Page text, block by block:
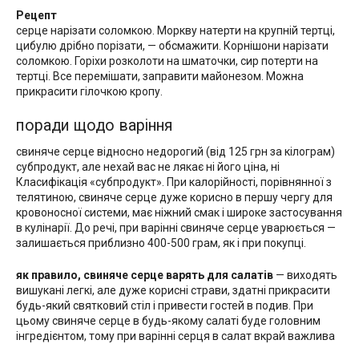
Рецепт
серце нарізати соломкою. Моркву натерти на крупній тертці,
цибулю дрібно порізати, — обсмажити. Корнішони нарізати
соломкою. Горіхи розколоти на шматочки, сир потерти на
тертці. Все перемішати, заправити майонезом. Можна
прикрасити гілочкою кропу.
поради щодо варіння
свиняче серце відносно недорогий (від 125 грн за кілограм)
субпродукт, але нехай вас не лякає ні його ціна, ні
Класифікація «субпродукт». При калорійності, порівнянної з
телятиною, свиняче серце дуже корисно в першу чергу для
кровоносної системи, має ніжний смак і широке застосування
в кулінарії. До речі, при варінні свиняче серце уварюється —
залишається приблизно 400-500 грам, як і при покупці.
як правило, свиняче серце варять для салатів — виходять
вишукані легкі, але дуже корисні страви, здатні прикрасити
будь-який святковий стіл і привести гостей в подив. При
цьому свиняче серце в будь-якому салаті буде головним
інгредієнтом, тому при варінні серця в салат вкрай важлива